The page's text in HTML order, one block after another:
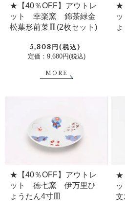
★【40％OFF】アウトレ
ット 幸楽窯 錦茶緑金
松葉形前菜皿(2枚セット)
5,808円(税込)
定価：9,680円(税込)
MORE
★
★【40％OFF】アウトレ
ット 徳七窯 伊万里ひ
ょうたん4寸皿
★
文